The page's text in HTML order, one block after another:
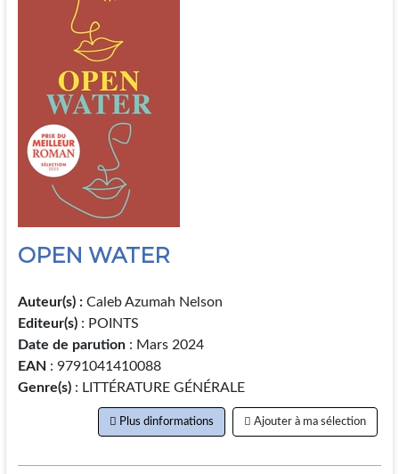
OPEN WATER
Auteur(s) :Caleb Azumah Nelson
Editeur(s) : POINTS
Date de parution: Mars 2024
EAN : 9791041410088
Genre(s): LITTÉRATURE GÉNÉRALE
Plus dinformations Ajouter à ma sélection